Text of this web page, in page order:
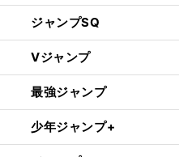
ジャンプSQ
Vジャンプ
最強ジャンプ
少年ジャンプ+